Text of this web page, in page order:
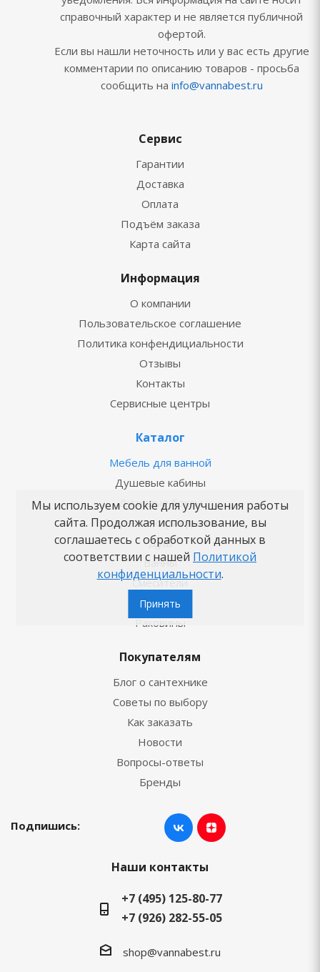
справочный характер и не является публичной
офертой.
Если вы нашли неточность или у вас есть другие
комментарии по описанию товаров - просьба
сообщить на info@vannabest.ru
Сервис
Гарантии
Доставка
Оплата
Подъём заказа
Карта сайта
Информация
О компании
Пользовательское соглашение
Политика конфендициальности
Отзывы
Контакты
Сервисные центры
Каталог
Мебель для ванной
Душевые кабины
Душевые боксы
Душевые ограждения
Душ
Ванны
Смесители
Унитазы
Раковины
Покупателям
Блог о сантехнике
Советы по выбору
Как заказать
Новости
Вопросы-ответы
Бренды
Подпишись:
Наши контакты
+7 (495) 125-80-77
+7 (926) 282-55-05
shop@vannabest.ru
Мы используем cookie для улучшения работы
сайта. Продолжая использование, вы
соглашаетесь с обработкой данных в
соответствии с нашей Политикой
конфиденциальности.
Принять